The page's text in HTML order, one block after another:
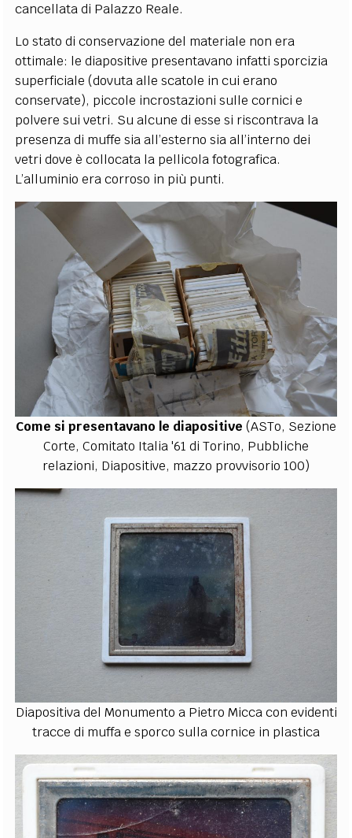
cancellata di Palazzo Reale.
Lo stato di conservazione del materiale non era
ottimale: le diapositive presentavano infatti sporcizia
superficiale (dovuta alle scatole in cui erano
conservate), piccole incrostazioni sulle cornici e
polvere sui vetri. Su alcune di esse si riscontrava la
presenza di muffe sia all’esterno sia all’interno dei
vetri dove è collocata la pellicola fotografica.
L’alluminio era corroso in più punti.
Come si presentavano le diapositive (ASTo, Sezione
Corte, Comitato Italia '61 di Torino, Pubbliche
relazioni, Diapositive, mazzo provvisorio 100)
Diapositiva del Monumento a Pietro Micca con evidenti
tracce di muffa e sporco sulla cornice in plastica